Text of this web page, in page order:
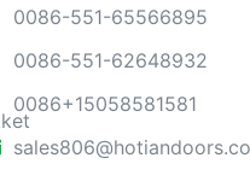
0086-551-65566895
0086-551-62648932
0086+15058581581